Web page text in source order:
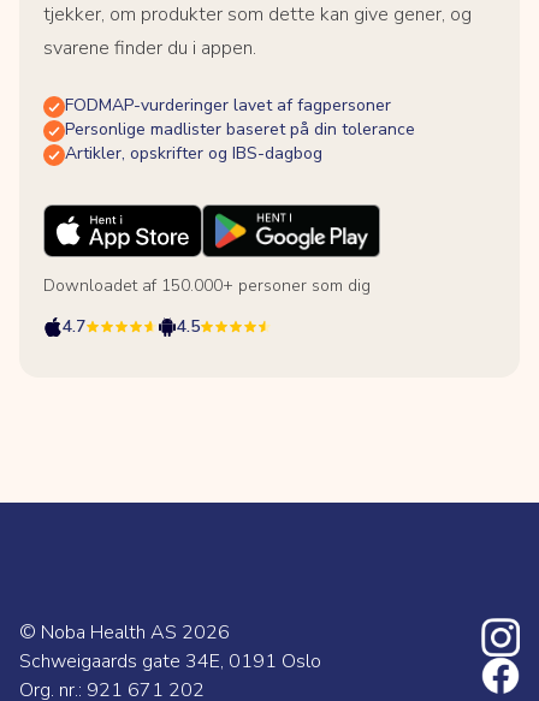
tjekker, om produkter som dette kan give gener, og
svarene finder du i appen.
FODMAP-vurderinger lavet af fagpersoner
Personlige madlister baseret på din tolerance
Artikler, opskrifter og IBS-dagbog
Downloadet af 150.000+ personer som dig
4.7
4.5
© Noba Health AS 2026
Schweigaards gate 34E, 0191 Oslo
Org. nr.: 921 671 202